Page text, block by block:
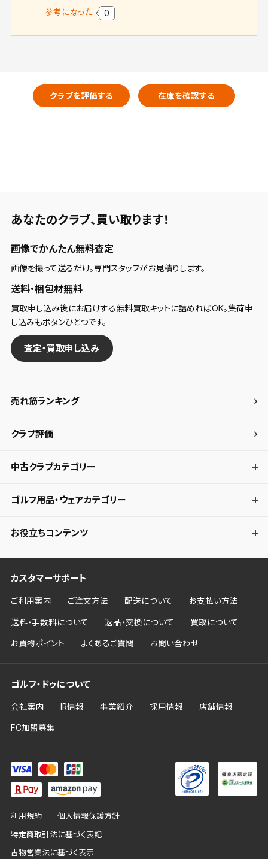
参考になった 0
クラブを評価する 在庫を確認する
あなたのクラブ、 買い取ります！
画像でかんたん無料査定
画像を撮って送るだけ。専門スタッフがお見積りします。
送料・梱包材無料
買取申し込み後にお届けする無料買取キットに詰めればOK。集荷申
し込みもボタンひとつです。
査定・買取申し込み
売れ筋ランキング
クラブ評価
中古クラブカテゴリー
ゴルフ用品・ウェアカテゴリー
お役立ちコンテンツ
カスタマーサポート
ご利用案内 ご注文方法 配送について お支払い方法
送料・手数料について 返品・交換について 買取について
お買物ポイント よくあるご質問 お問い合わせ
ゴルフ・ドゥについて
会社案内 IR情報 事業紹介 採用情報 店舗情報
FC加盟募集
利用規約 個人情報保護方針
特定商取引法に基づく表記
古物営業法に基づく表示